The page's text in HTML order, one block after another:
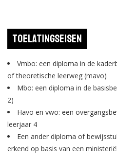
Toelatingseisen
Vmbo: een diploma in de
of theoretische leerweg (mavo)
Mbo: een diploma in de
2)
Havo en vwo: een
leerjaar 4
Een ander diploma of
erkend op basis van een